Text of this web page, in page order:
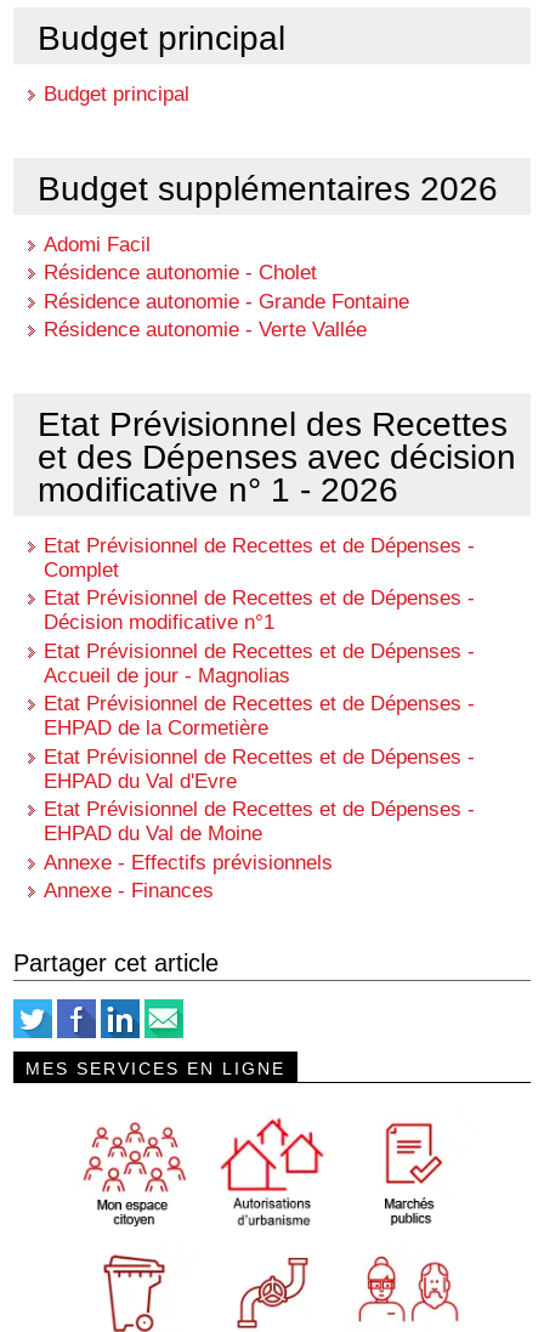
Budget principal
Budget principal
Budget supplémentaires 2026
Adomi Facil
Résidence autonomie - Cholet
Résidence autonomie - Grande Fontaine
Résidence autonomie - Verte Vallée
Etat Prévisionnel des Recettes
et des Dépenses avec décision
modificative n° 1 - 2026
Etat Prévisionnel de Recettes et de Dépenses -
Complet
Etat Prévisionnel de Recettes et de Dépenses -
Décision modificative n°1
Etat Prévisionnel de Recettes et de Dépenses -
Accueil de jour - Magnolias
Etat Prévisionnel de Recettes et de Dépenses -
EHPAD de la Cormetière
Etat Prévisionnel de Recettes et de Dépenses -
EHPAD du Val d'Evre
Etat Prévisionnel de Recettes et de Dépenses -
EHPAD du Val de Moine
Annexe - Effectifs prévisionnels
Annexe - Finances
Partager cet article
MES SERVICES EN LIGNE